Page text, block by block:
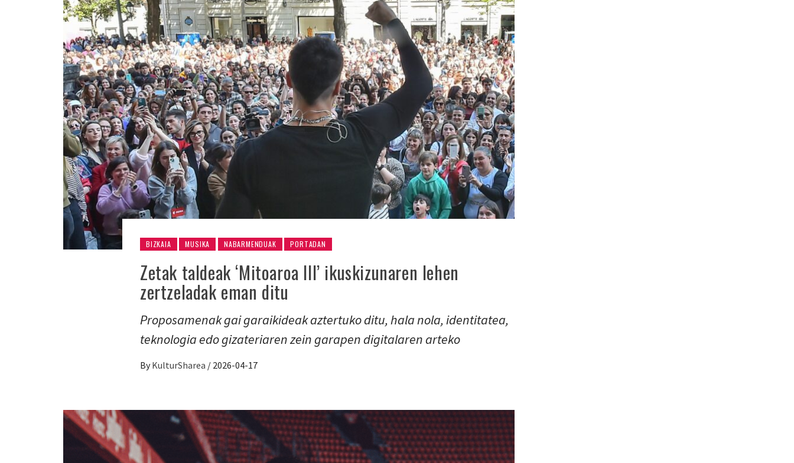
BIZKAIA MUSIKA NABARMENDUAK PORTADAN
Zetak taldeak ‘Mitoaroa III’ ikuskizunaren lehen
zertzeladak eman ditu
Proposamenak gai garaikideak aztertuko ditu, hala nola, identitatea,
teknologia edo gizateriaren zein garapen digitalaren arteko
By KulturSharea / 2026-04-17